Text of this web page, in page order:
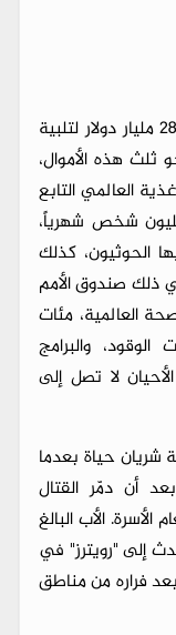
بين 2015 و2024، جمعت الأمم المتحدة 28 مليار دولار لتلبية
ثلث هذه الأموال،
العالمي التابع
المتحدة لإطعام ما يصل إلى 12 مليون شخص شهرياً،
الحوثيون، كذلك
ذلك صندوق الأمم
العالمية، مئات
والبرامج
لا تصل إلى
شريان حياة بعدما
أن دمّر القتال
الأب البالغ
وتحدث إلى "رويترز" في
فراره من مناطق